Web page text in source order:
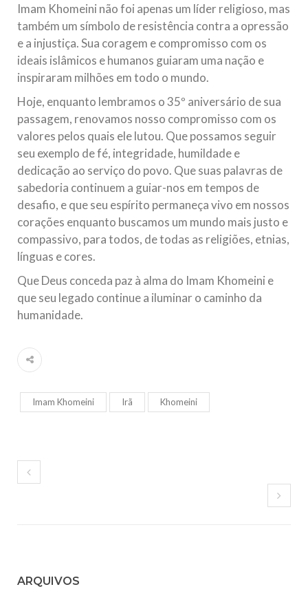
Imam Khomeini não foi apenas um líder religioso, mas
também um símbolo de resistência contra a opressão
e a injustiça. Sua coragem e compromisso com os
ideais islâmicos e humanos guiaram uma nação e
inspiraram milhões em todo o mundo.
Hoje, enquanto lembramos o 35º aniversário de sua
passagem, renovamos nosso compromisso com os
valores pelos quais ele lutou. Que possamos seguir
seu exemplo de fé, integridade, humildade e
dedicação ao serviço do povo. Que suas palavras de
sabedoria continuem a guiar-nos em tempos de
desafio, e que seu espírito permaneça vivo em nossos
corações enquanto buscamos um mundo mais justo e
compassivo, para todos, de todas as religiões, etnias,
línguas e cores.
Que Deus conceda paz à alma do Imam Khomeini e
que seu legado continue a iluminar o caminho da
humanidade.
Imam Khomeini Irã Khomeini
ARQUIVOS